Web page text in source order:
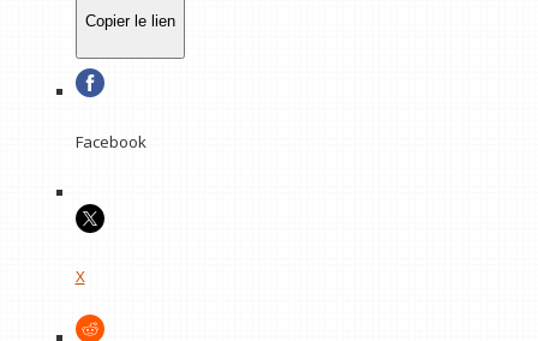
Copier le lien
Facebook
X